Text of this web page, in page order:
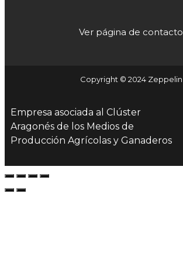
Ver página de contacto
Copyright © 2024 Zeppelin
Empresa asociada al Clúster
Aragonés de los Medios de
Producción Agrícolas y Ganaderos